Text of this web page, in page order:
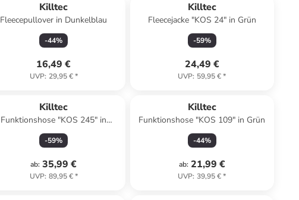
Killtec
Fleecepullover in Dunkelblau
-44%
16,49 €
UVP: 29,95 €*
Killtec
Fleecejacke "KOS 24" in Grün
-59%
24,49 €
UVP: 59,95 €*
Killtec
Funktionshose "KOS 245" in
Schwarz
-59%
ab: 35,99 €
UVP: 89,95 €*
Killtec
Funktionshose "KOS 109" in Grün
-44%
ab: 21,99 €
UVP: 39,95 €*